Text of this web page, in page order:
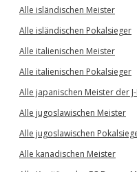
Alle isländischen Meister
Alle isländischen Pokalsieger
Alle italienischen Meister
Alle italienischen Pokalsieger
Alle japanischen Meister der
Alle jugoslawischen Meister
Alle jugoslawischen
Alle kanadischen Meister